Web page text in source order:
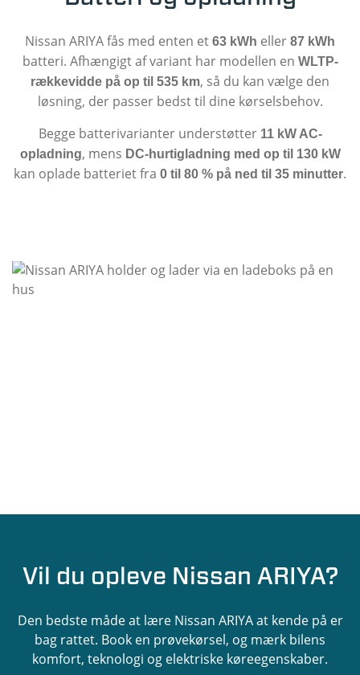
Nissan ARIYA fås med enten et 63 kWh eller 87 kWh
batteri. Afhængigt af variant har modellen en WLTP-
rækkevidde på op til 535 km, så du kan vælge den
løsning, der passer bedst til dine kørselsbehov.
Begge batterivarianter understøtter 11 kW AC-
opladning, mens DC-hurtigladning med op til 130 kW
kan oplade batteriet fra 0 til 80 % på ned til 35 minutter.
Vil du opleve Nissan ARIYA?
Den bedste måde at lære Nissan ARIYA at kende på er
bag rattet. Book en prøvekørsel, og mærk bilens
komfort, teknologi og elektriske køreegenskaber.